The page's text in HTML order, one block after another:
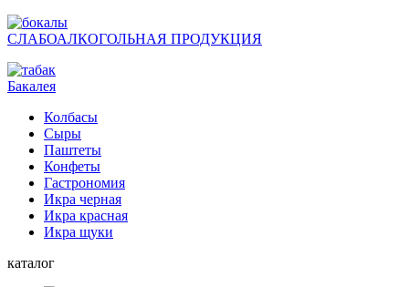
СЛАБОАЛКОГОЛЬНАЯ ПРОДУКЦИЯ
Бакалея
Колбасы
Сыры
Паштеты
Конфеты
Гастрономия
Икра черная
Икра красная
Икра щуки
каталог